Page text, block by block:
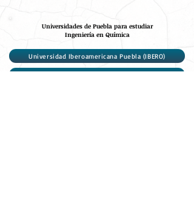
Universidades de Puebla para estudiar
Ingeniería en Química
Universidad Iberoamericana Puebla (IBERO)